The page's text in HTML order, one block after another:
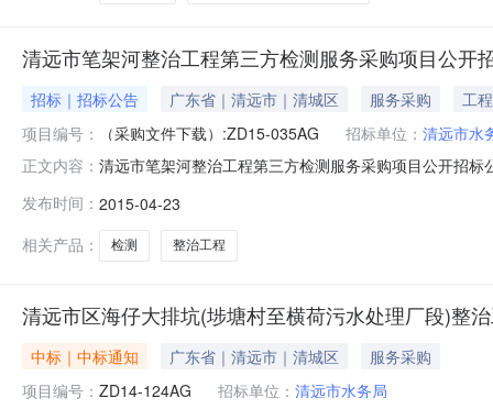
清远市笔架河整治工程第三方检测服务采购项目公开
招标｜招标公告 广东省｜清远市｜清城区 服务采购
工程
项目编号：
（采购文件下载）:ZD15-035AG 招标单位： 清远市水
正文内容： 清远市笔架河整治工程第三方检测服务采购项目公开招
式：项目联系人详见公告正文项目联系电话详见公告正
地址详见公告正文代理机构
发布时间： 2015-04-23
相关产品：
检测 整治工程
清远市区海仔大排坑(埗塘村至横荷污水处理厂段)整
中标｜中标通知 广东省｜清远市｜清城区
服务采购
项目编号： ZD14-124AG 招标单位： 清远市水务局